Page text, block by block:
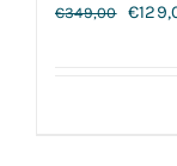
€349,00 €